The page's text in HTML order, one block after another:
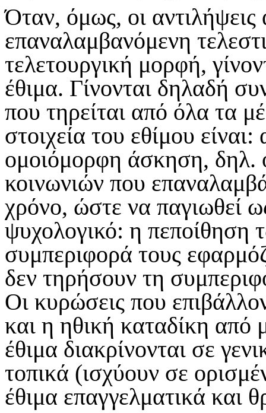
Όταν, όμως, οι
επαναλαμβανόμενη
τελετουργική μορφή,
έθιμα. Γίνονται δηλαδή
που τηρείται από όλα τα
στοιχεία του εθίμου
ομοιόμορφη άσκηση, δηλ.
κοινωνιών που
χρόνο, ώστε να παγιωθεί
ψυχολογικό: η πεποίθηση
συμπεριφορά τους
δεν τηρήσουν τη
Οι κυρώσεις που
και η ηθική καταδίκη από
έθιμα διακρίνονται σε
τοπικά (ισχύουν σε
έθιμα επαγγελματικά και